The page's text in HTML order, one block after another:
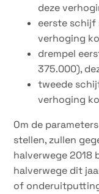
deze
eerste schijf
verhoging
drempel
375.000),
tweede
verhoging
Om de
stellen, zullen
halverwege 2018
halverwege dit
of